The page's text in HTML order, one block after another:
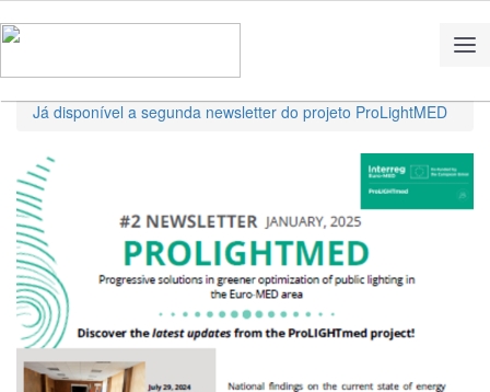
Já disponível a segunda newsletter do projeto ProLightMED